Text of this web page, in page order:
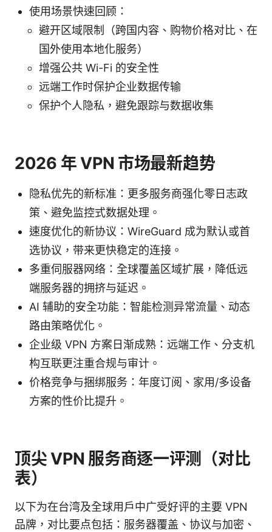
使用场景快速回顾：
避开区域限制（跨国内容、购物价格对比、在
国外使用本地化服务）
增强公共 Wi-Fi 的安全性
远端工作时保护企业数据传输
保护个人隐私，避免跟踪与数据收集
2026 年 VPN 市场最新趋势
隐私优先的新标准：更多服务商强化零日志政
策、避免监控式数据处理。
速度优化的新协议：WireGuard 成为默认或首
选协议，带来更快稳定的连接。
多重伺服器网络：全球覆盖区域扩展，降低远
端服务器的拥挤与延迟。
AI 辅助的安全功能：智能检测异常流量、动态
路由策略优化。
企业级 VPN 方案日渐成熟：远端工作、分支机
构互联更注重合规与审计。
价格竞争与捆绑服务：年度订阅、家用/多设备
方案的性价比提升。
顶尖 VPN 服务商逐一评测（对比
表）
以下为在台湾及全球用户中广受好评的主要 VPN
品牌，对比要点包括：服务器覆盖、协议与加密、